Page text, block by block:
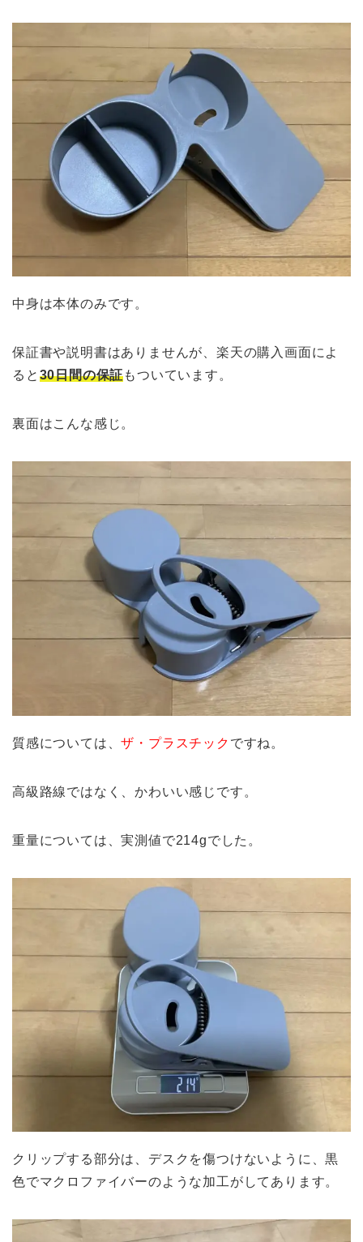
中身は本体のみです。
保証書や説明書はありませんが、楽天の購入画面によ
ると 30日間の保証もついています。
裏面はこんな感じ。
質感については、ザ・プラスチック ですね。
高級路線ではなく、かわいい感じです。
重量については、実測値で214gでした。
クリップする部分は、デスクを傷つけないように、黒
色でマクロファイバーのような加工がしてあります。